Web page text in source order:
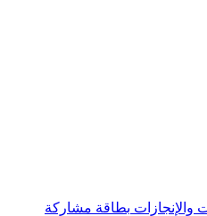
والإنجازات بطاقة مشاركة